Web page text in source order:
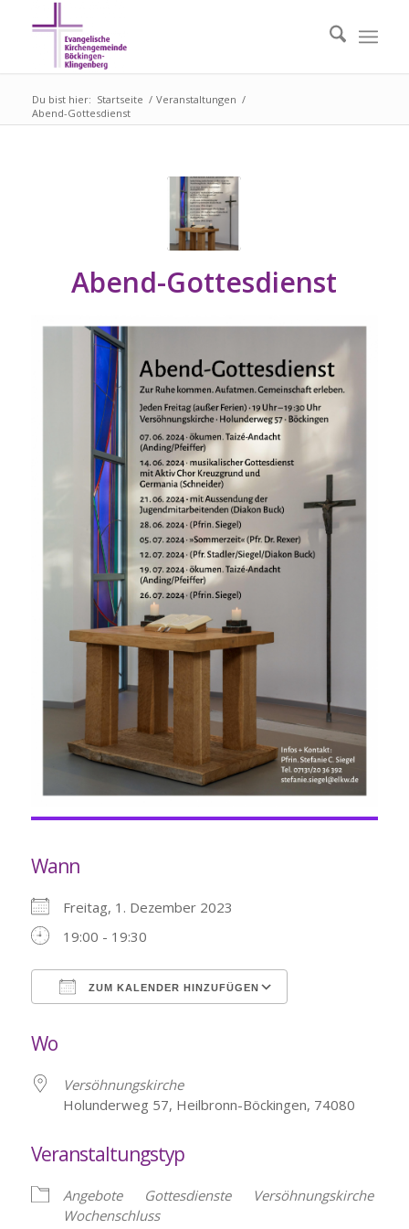
Du bist hier: Startseite / Veranstaltungen /
Abend-Gottesdienst
Abend-Gottesdienst
Wann
Freitag, 1. Dezember 2023
19:00 - 19:30
ZUM KALENDER HINZUFÜGEN
Wo
Versöhnungskirche
Holunderweg 57, Heilbronn-Böckingen, 74080
Veranstaltungstyp
Angebote Gottesdienste
Versöhnungskirche
Wochenschluss